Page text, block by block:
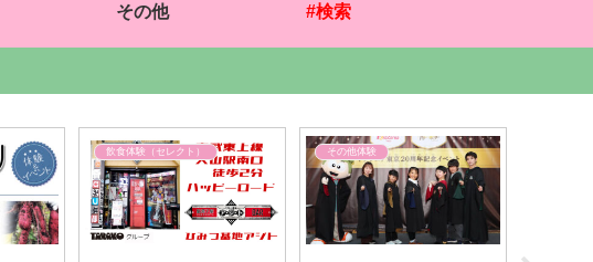
その他 #検索
読書体験 その他体験 スポーツ体験